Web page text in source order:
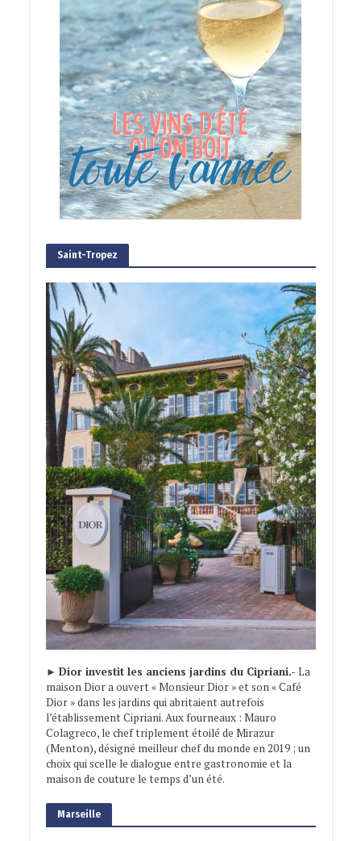
Saint-Tropez
► Dior investit les anciens jardins du Cipriani.- La
maison Dior a ouvert « Monsieur Dior » et son « Café
Dior » dans les jardins qui abritaient autrefois
l’établissement Cipriani. Aux fourneaux : Mauro
Colagreco, le chef triplement étoilé de Mirazur
(Menton), désigné meilleur chef du monde en 2019 ; un
choix qui scelle le dialogue entre gastronomie et la
maison de couture le temps d’un été.
Marseille